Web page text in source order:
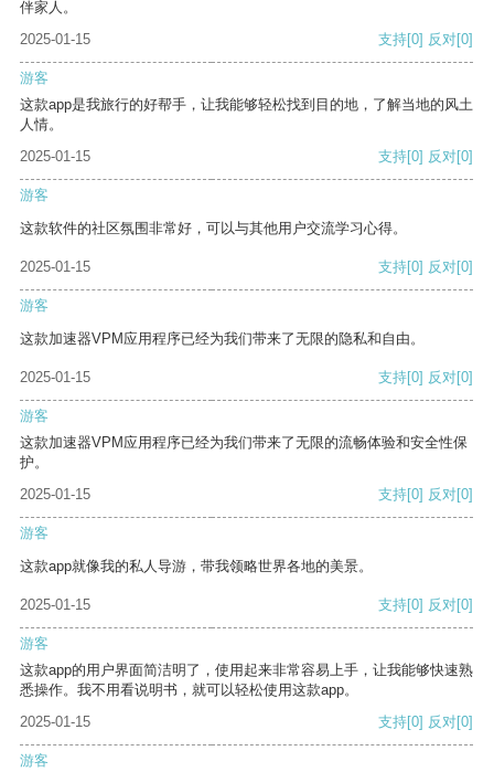
伴家人。
2025-01-15
支持[0] 反对[0]
游客
这款app是我旅行的好帮手，让我能够轻松找到目的地，了解当地的风土
人情。
2025-01-15
支持[0] 反对[0]
游客
这款软件的社区氛围非常好，可以与其他用户交流学习心得。
2025-01-15 支持[0] 反对[0]
游客
这款加速器VPM应用程序已经为我们带来了无限的隐私和自由。
2025-01-15 支持[0] 反对[0]
游客
这款加速器VPM应用程序已经为我们带来了无限的流畅体验和安全性保
护。
2025-01-15
支持[0] 反对[0]
游客
这款app就像我的私人导游，带我领略世界各地的美景。
2025-01-15 支持[0] 反对[0]
游客
这款app的用户界面简洁明了，使用起来非常容易上手，让我能够快速熟
悉操作。我不用看说明书，就可以轻松使用这款app。
2025-01-15
支持[0] 反对[0]
游客